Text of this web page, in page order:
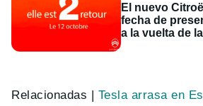
El nuevo
fecha de
a la vuelta de
Relacionadas | Tesla arrasa en